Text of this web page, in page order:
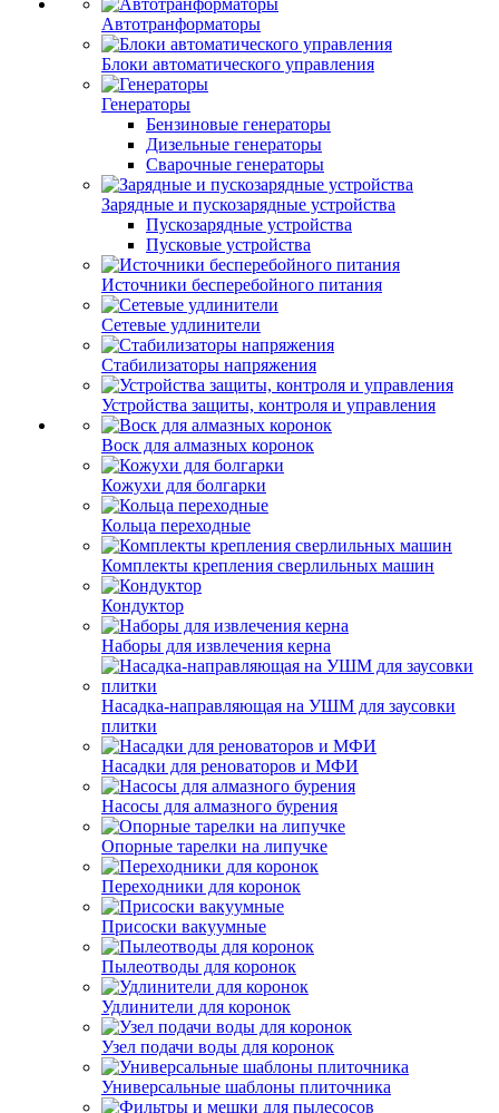
Автотранформаторы
Блоки автоматического управления
Генераторы
Бензиновые генераторы
Дизельные генераторы
Сварочные генераторы
Зарядные и пускозарядные устройства
Пускозарядные устройства
Пусковые устройства
Источники бесперебойного питания
Сетевые удлинители
Стабилизаторы напряжения
Устройства защиты, контроля и управления
Воск для алмазных коронок
Кожухи для болгарки
Кольца переходные
Комплекты крепления сверлильных машин
Кондуктор
Наборы для извлечения керна
Насадка-направляющая на УШМ для заусовки
плитки
Насадки для реноваторов и МФИ
Насосы для алмазного бурения
Опорные тарелки на липучке
Переходники для коронок
Присоски вакуумные
Пылеотводы для коронок
Удлинители для коронок
Узел подачи воды для коронок
Универсальные шаблоны плиточника